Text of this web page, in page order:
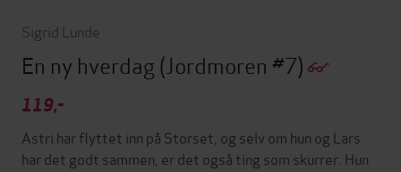
Sigrid Lunde
En ny hverdag (Jordmoren #7)
119,-
Astri har flyttet inn på Storset, og selv om hun og Lars
har det godt sammen, er det også ting som skurrer. Hun